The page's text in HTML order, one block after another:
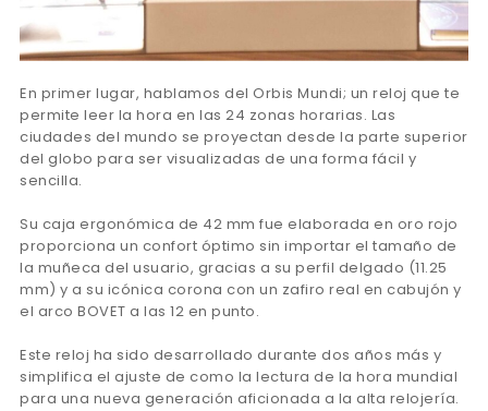
En primer lugar, hablamos del Orbis Mundi; un reloj que te
permite leer la hora en las 24 zonas horarias. Las
ciudades del mundo se proyectan desde la parte superior
del globo para ser visualizadas de una forma fácil y
sencilla.
Su caja ergonómica de 42 mm fue elaborada en oro rojo
proporciona un confort óptimo sin importar el tamaño de
la muñeca del usuario, gracias a su perfil delgado (11.25
mm) y a su icónica corona con un zafiro real en cabujón y
el arco BOVET a las 12 en punto.
Este reloj ha sido desarrollado durante dos años más y
simplifica el ajuste de como la lectura de la hora mundial
para una nueva generación aficionada a la alta relojería.